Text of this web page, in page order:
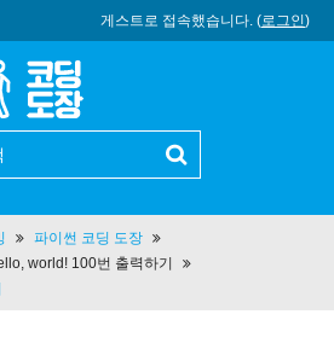
게스트로 접속했습니다. (로그인)
파이썬 코딩 도장
world! 100번 출력하기